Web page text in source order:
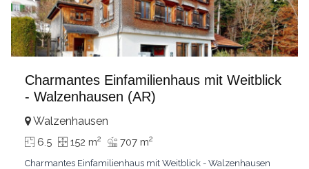
Charmantes Einfamilienhaus mit Weitblick
- Walzenhausen (AR)
Walzenhausen
6.5 152 m2 707 m2
Charmantes Einfamilienhaus mit Weitblick - Walzenhausen